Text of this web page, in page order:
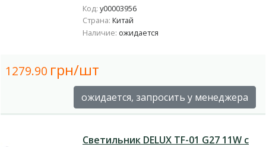
Код: у00003956
Страна: Китай
Наличие: ожидается
1279.90 грн/шт
ожидается, запросить у менеджера
Светильник DELUX TF-01 G27 11W с